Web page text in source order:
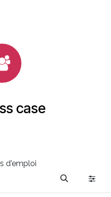
case
d'emploi